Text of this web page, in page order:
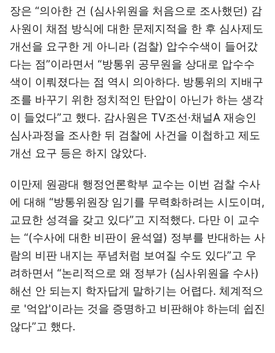
장은 “의아한 건 (심사위원을 처음으로 조사했던) 감
사원이 채점 방식에 대한 문제지적을 한 후 심사제도
개선을 요구한 게 아니라 (검찰) 압수수색이 들어갔
다는 점”이라면서 “방통위 공무원을 상대로 압수수
색이 이뤄졌다는 점 역시 의아하다. 방통위의 지배구
조를 바꾸기 위한 정치적인 탄압이 아닌가 하는 생각
이 들었다”고 했다. 감사원은 TV조선·채널A 재승인
심사과정을 조사한 뒤 검찰에 사건을 이첩하고 제도
개선 요구 등은 하지 않았다.
이만제 원광대 행정언론학부 교수는 이번 검찰 수사
에 대해 “방통위원장 임기를 무력화하려는 시도이며,
교묘한 성격을 갖고 있다”고 지적했다. 다만 이 교수
는 “(수사에 대한 비판이 윤석열) 정부를 반대하는 사
람의 비판 내지는 푸념처럼 보여질 수도 있다”고 우
려하면서 “논리적으로 왜 정부가 (심사위원을 수사)
해선 안 되는지 학자답게 말하기는 어렵다. 체계적으
로 '억압'이라는 것을 증명하고 비판해야 하는데 쉽진
않다”고 했다.